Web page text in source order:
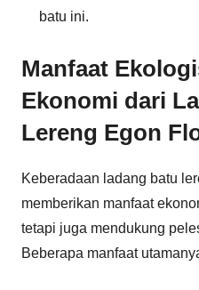
batu ini.
Manfaat
Ekonomi dari
Lereng Egon
Keberadaan ladang batu
memberikan manfaat
tetapi juga mendukung
Beberapa manfaat